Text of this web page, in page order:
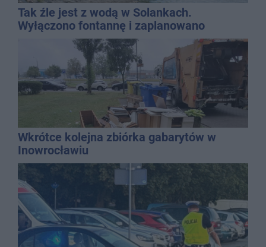
Tak źle jest z wodą w Solankach.
Wyłączono fontannę i zaplanowano
Wkrótce kolejna zbiórka gabarytów w
Inowrocławiu